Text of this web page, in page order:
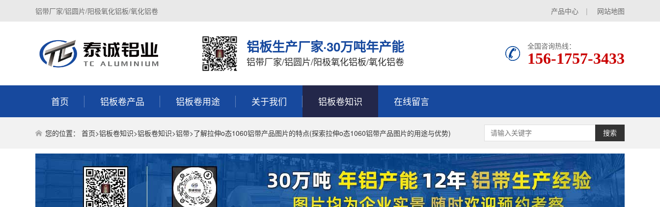
产品中心 | 网站地图
铝带厂家/铝圆片/阳极氧化铝板/氧化铝卷
铝板生产厂家·30万吨年产能
铝带厂家/铝圆片/阳极氧化铝板/氧化铝卷
全国咨询热线：
156-1757-3433
首页 铝板卷产品 铝板卷用途 关于我们 铝板卷知识 在线留言
搜索
您的位置： 首页>铝板卷知识>铝板卷知识>铝带>了解拉伸o态1060铝带产品图片的特点(探索拉伸o态1060铝带产品图片的用途与优势)